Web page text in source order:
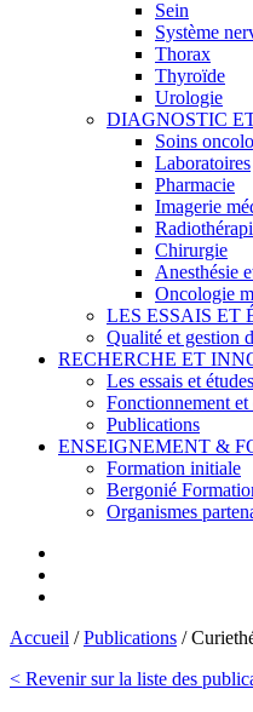
Sein
Système
Thorax
Thyroïde
Urologie
DIAGNOSTIC
Soins
Laboratoires
Pharmacie
Imagerie
Chirurgie
Anesthésie
Oncologie
LES ESSAIS ET
Qualité et gestion
RECHERCHE ET
Les essais et
Fonctionnement et
Publications
ENSEIGNEMENT &
Formation initiale
Bergonié
Organismes
Accueil /Publications /
< Revenir sur la liste des